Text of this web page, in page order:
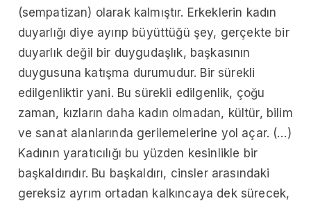
(sempatizan) olarak kalmıştır. Erkeklerin kadın
duyarlığı diye ayırıp büyüttüğü şey, gerçekte bir
duyarlık değil bir duygudaşlık, başkasının
duygusuna katışma durumudur. Bir sürekli
edilgenliktir yani. Bu sürekli edilgenlik, çoğu
zaman, kızların daha kadın olmadan, kültür, bilim
ve sanat alanlarında gerilemelerine yol açar. (…)
Kadının yaratıcılığı bu yüzden kesinlikle bir
başkaldırıdır. Bu başkaldırı, cinsler arasındaki
gereksiz ayrım ortadan kalkıncaya dek sürecek,